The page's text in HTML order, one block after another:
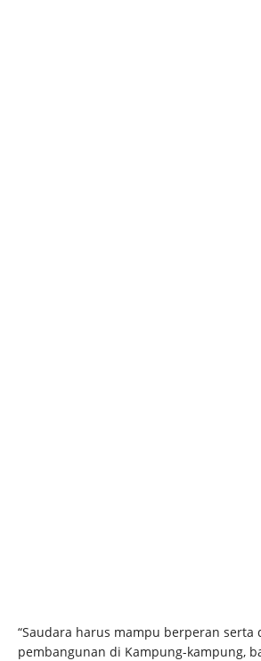
“Saudara harus mampu berperan serta
pembangunan di Kampung-kampung,